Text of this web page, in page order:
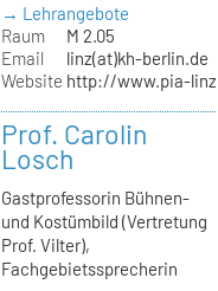
→ Lehrangebote
Raum
M 2.05
Email
linz(at)kh-berlin.de
Website http://www.pia-
Prof. Carolin
Losch
Gastprofessorin Bühnen-
und Kostümbild (Vertretung
Prof. Vilter),
Fachgebietssprecherin